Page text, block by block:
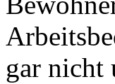
gar nicht